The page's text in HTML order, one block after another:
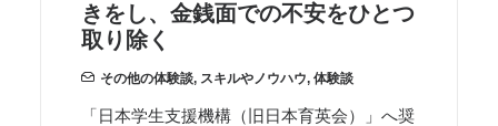
きをし、金銭面での不安をひとつ
取り除く
その他の体験談, スキルやノウハウ, 体験談
「日本学生支援機構（旧日本育英会）」へ奨